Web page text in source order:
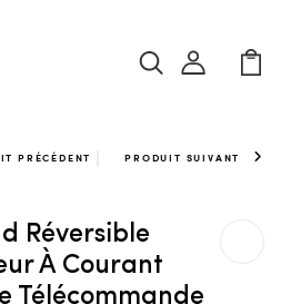
PRÉCÉDENT PRODUIT SUIVANT
Réversible
À Courant
Télécommande